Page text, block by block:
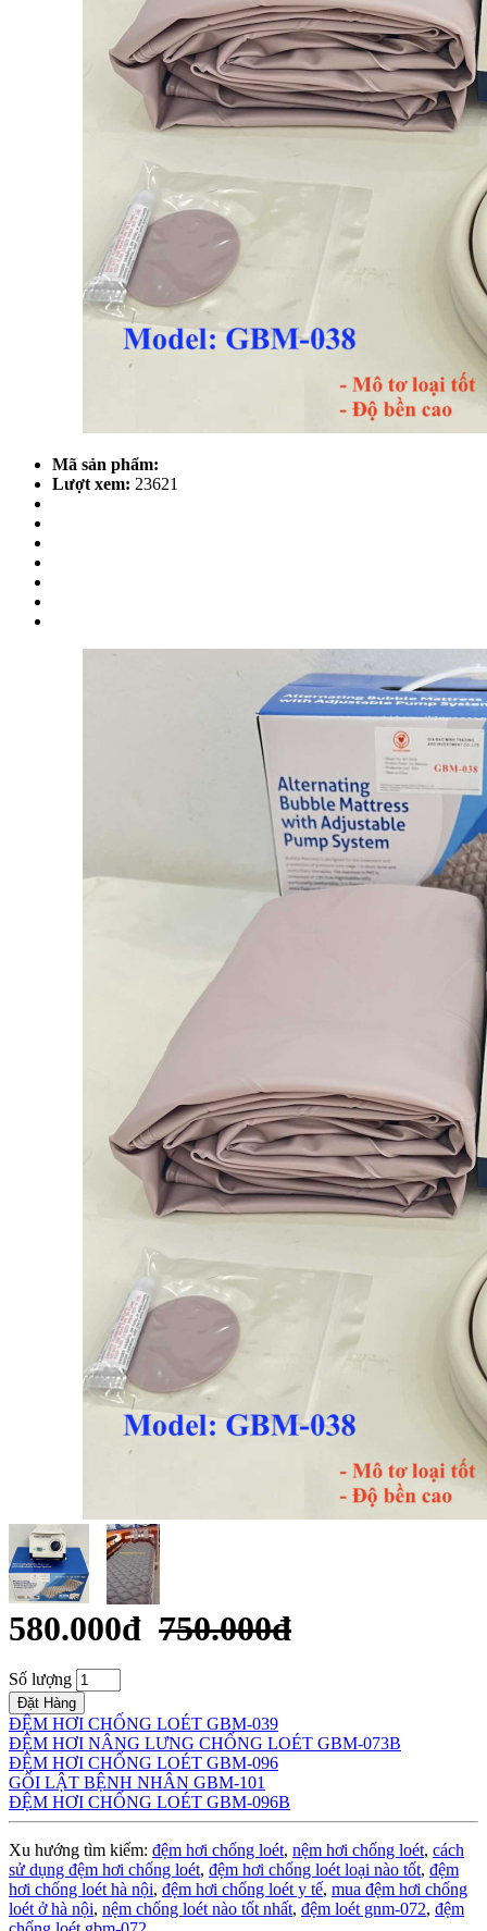
Mã sản phẩm:
Lượt xem: 23621
580.000đ 750.000đ
Số lượng
Đặt Hàng
ĐỆM HƠI CHỐNG LOÉT GBM-039
ĐỆM HƠI NÂNG LƯNG CHỐNG LOÉT GBM-073B
ĐỆM HƠI CHỐNG LOÉT GBM-096
GỐI LẬT BỆNH NHÂN GBM-101
ĐỆM HƠI CHỐNG LOÉT GBM-096B
Xu hướng tìm kiếm: đệm hơi chống loét, nệm hơi chống loét, cách
sử dụng đệm hơi chống loét, đệm hơi chống loét loại nào tốt, đệm
hơi chống loét hà nội, đệm hơi chống loét y tế, mua đệm hơi chống
loét ở hà nội, nệm chống loét nào tốt nhất, đệm loét gnm-072, đệm